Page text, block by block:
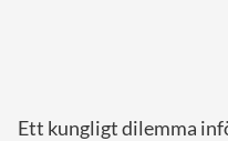
Ett kungligt dilemma